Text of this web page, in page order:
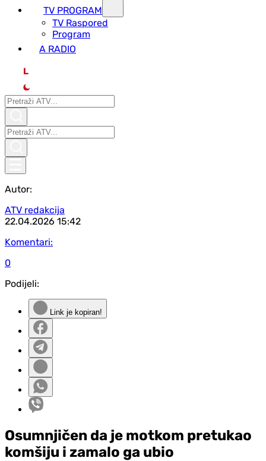
TV PROGRAM
ТV Raspored
Program
A RADIO
L
Autor:
ATV redakcija
22.04.2026 15:42
Komentari:
0
Podijeli:
Link je kopiran!
Osumnjičen da je motkom pretukao
komšiju i zamalo ga ubio